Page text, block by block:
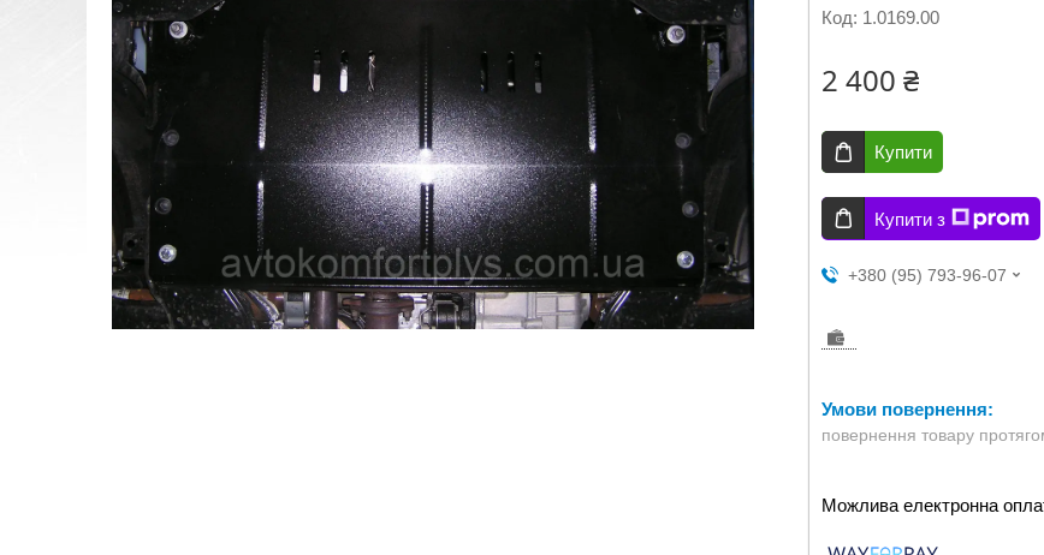
Код: 1.0169.00
2 400 ₴
Купити
Купити з
+380 (95) 793-96-07
повернення товару